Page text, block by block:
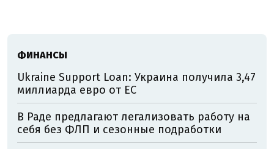
ФИНАНСЫ
Ukraine Support Loan: Украина получила 3,47
миллиарда евро от ЕС
В Раде предлагают легализовать работу на
себя без ФЛП и сезонные подработки